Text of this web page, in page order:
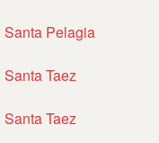
Santa Pelagia
Santa Taez
Santa Taez